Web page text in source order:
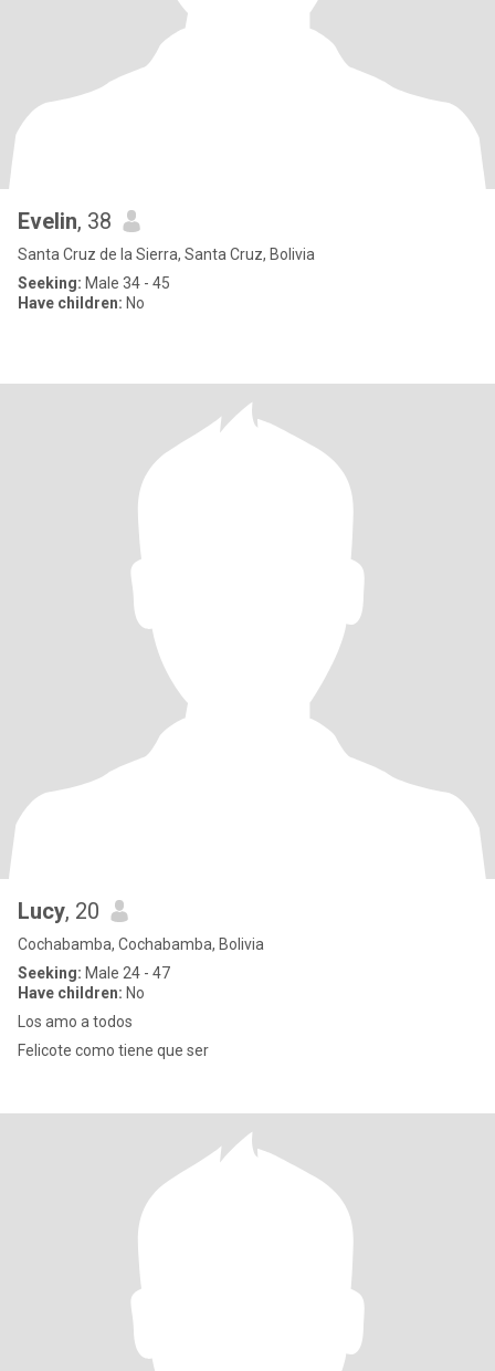
Evelin, 38
Santa Cruz de la Sierra, Santa Cruz, Bolivia
Seeking: Male 34 - 45
Have children: No
Lucy, 20
Cochabamba, Cochabamba, Bolivia
Seeking: Male 24 - 47
Have children: No
Los amo a todos
Felicote como tiene que ser